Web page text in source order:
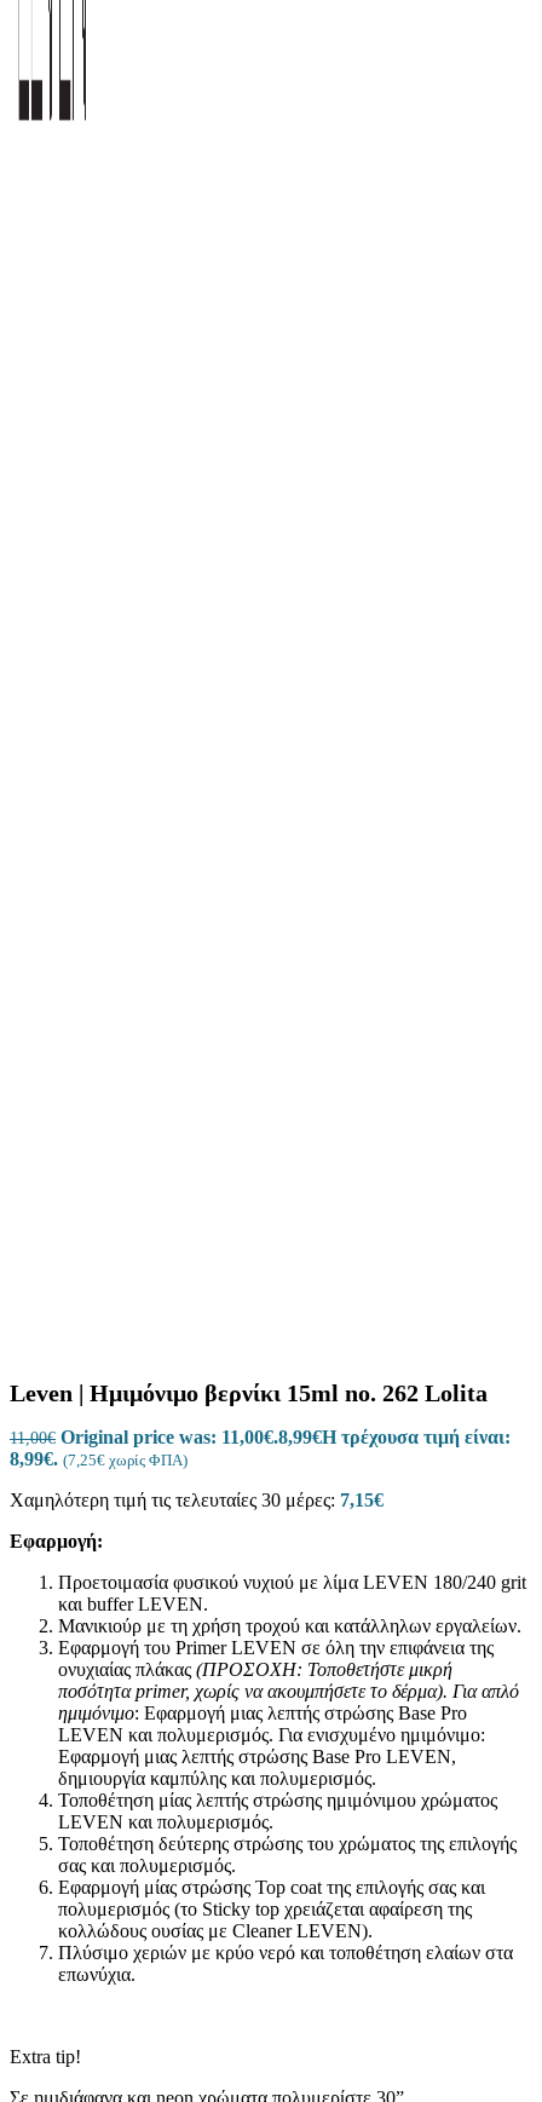
Leven | Ημιμόνιμο βερνίκι 15ml no. 262 Lolita
11,00€ Original price was: 11,00€.8,99€Η τρέχουσα τιμή είναι:
8,99€. (7,25€ χωρίς ΦΠΑ)
Χαμηλότερη τιμή τις τελευταίες 30 μέρες: 7,15€
Εφαρμογή:
Προετοιμασία φυσικού νυχιού με λίμα LEVEN 180/240 grit
και buffer LEVEN.
Μανικιούρ με τη χρήση τροχού και κατάλληλων εργαλείων.
Εφαρμογή του Primer LEVEN σε όλη την επιφάνεια της
ονυχιαίας πλάκας (ΠΡΟΣΟΧΗ: Τοποθετήστε μικρή
ποσότηταprimer, χωρίς να ακουμπήσετε το δέρμα). Για απλό
ημιμόνιμο: Εφαρμογή μιας λεπτής στρώσης Base Pro
LEVEN και πολυμερισμός. Για ενισχυμένο ημιμόνιμο:
Εφαρμογή μιας λεπτής στρώσης Base Pro LEVEN,
δημιουργία καμπύλης και πολυμερισμός.
Τοποθέτηση μίας λεπτής στρώσης ημιμόνιμου χρώματος
LEVEN και πολυμερισμός.
Τοποθέτηση δεύτερης στρώσης του χρώματος της επιλογής
σας και πολυμερισμός.
Εφαρμογή μίας στρώσης Top coat της επιλογής σας και
πολυμερισμός (το Sticky top χρειάζεται αφαίρεση της
κολλώδους ουσίας με Cleaner LEVEN).
Πλύσιμο χεριών με κρύο νερό και τοποθέτηση ελαίων στα
επωνύχια.
Extra tip!